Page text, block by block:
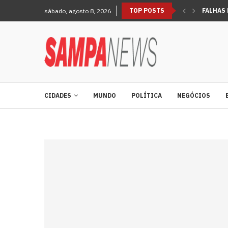
sábado, agosto 8, 2026 TOP POSTS FALHAS
CIDADES MUNDO POLÍTICA NEGÓCIOS